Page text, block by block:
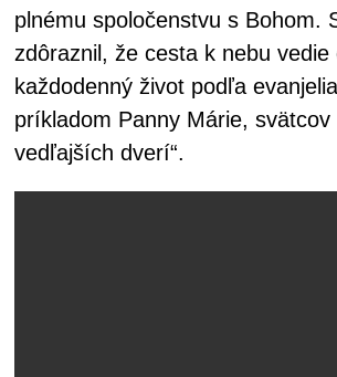
plnému spoločenstvu s Bohom.
zdôraznil, že cesta k nebu vedie
každodenný život podľa
príkladom Panny Márie, svätcov
vedľajších dverí“.